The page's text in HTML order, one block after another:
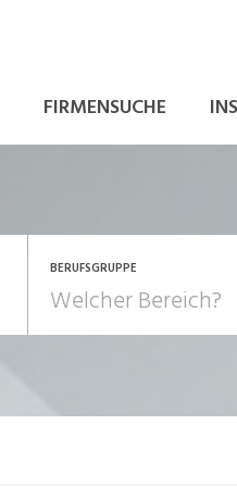
FIRMENSUCHE
BERUFSGRUPPE